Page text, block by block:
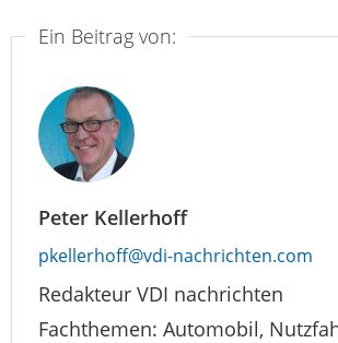
Ein Beitrag von:
Peter Kellerhoff
pkellerhoff@vdi-nachrichten.com
Redakteur VDI nachrichten
Fachthemen: Automobil,